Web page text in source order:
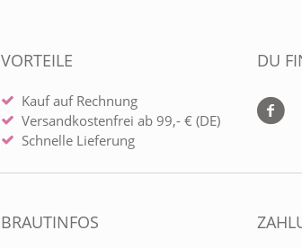
VORTEILE
Kauf auf Rechnung
Versandkostenfrei ab 99,- € (DE)
Schnelle Lieferung
DU
BRAUTINFOS